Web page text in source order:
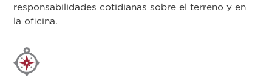
responsabilidades cotidianas sobre el terreno y en
la oficina.